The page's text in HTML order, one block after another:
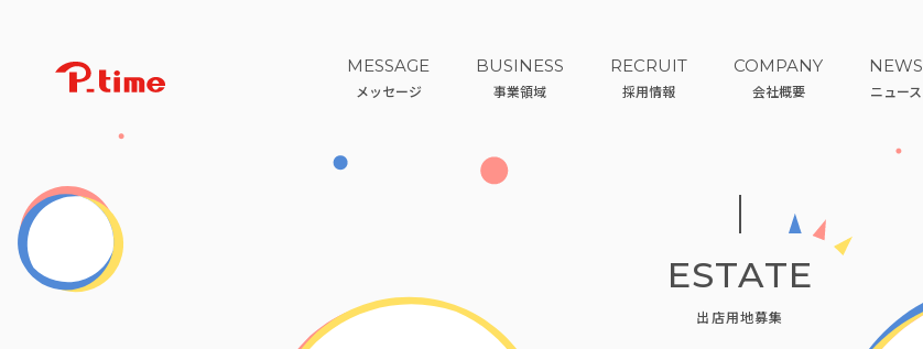
MESSAGE
メッセージ
BUSINESS
事業領域
RECRUIT
採用情報
COMPANY
会社概要
NEWS
ニュース
ESTATE
出店用地募集